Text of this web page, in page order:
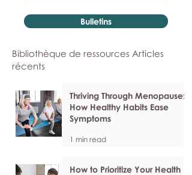
Bulletins
Bibliothèque de ressources Articles
récents
Thriving Through Menopause:
How Healthy Habits Ease
Symptoms
1 min read
How to Prioritize Your Health